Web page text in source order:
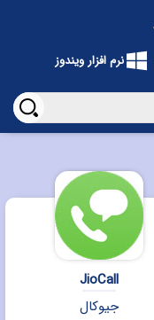
JioCall
جیوکال
نرم افزار ویندوز